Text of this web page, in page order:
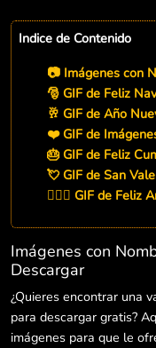
Indice de Contenido
📷 Imágenes con
🎅 GIF de Feliz
🥂 GIF de Año
❤️ GIF de
🎂 GIF de Feliz
💘 GIF de San
👨‍❤️‍👨 GIF de Feliz
Imágenes con
Descargar
¿Quieres encontrar una
para descargar gratis?
imágenes para que le